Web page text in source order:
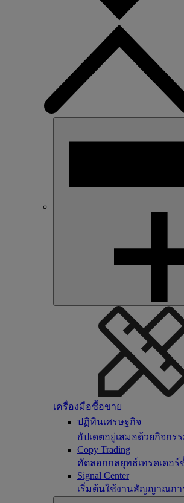
เครื่องมือซื้อขาย
ปฏิทินเศรษฐกิจ
อัปเดตอยู่เสมอด้วยกิจกร
Copy Trading
คัดลอกกลยุทธ์เทรดเดอร์
Signal Center
เริ่มต้นใช้งานสัญญาณกา